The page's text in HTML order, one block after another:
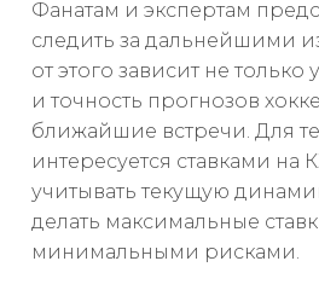
Фанатам и экспертам
следить за дальнейшими
от этого зависит не только
и точность прогнозов
ближайшие встречи. Для
интересуется ставками на
учитывать текущую
делать максимальные
минимальными рисками.